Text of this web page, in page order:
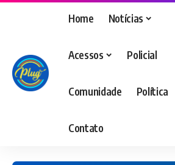
Home Notícias
Acessos Policial
Comunidade Política
Contato